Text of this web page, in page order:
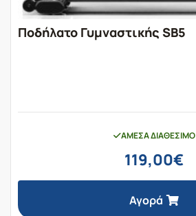
Ποδήλατο Γυμναστικής SB5
ΆΜΕΣΑ ΔΙΑΘΈΣΙΜΟ
119,00€
Αγορά